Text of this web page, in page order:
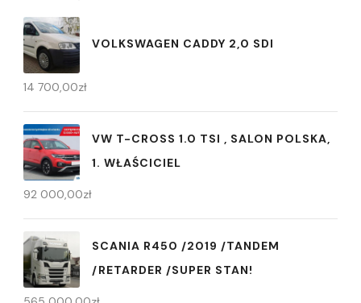
VOLKSWAGEN CADDY 2,0 SDI
14 700,00zł
VW T-CROSS 1.0 TSI , SALON POLSKA,
1. WŁAŚCICIEL
92 000,00zł
SCANIA R450 /2019 /TANDEM
/RETARDER /SUPER STAN!